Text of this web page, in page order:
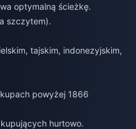
optymalną ścieżkę.
szczytem).
tajskim, indonezyjskim,
powyżej 1866
hurtowo.